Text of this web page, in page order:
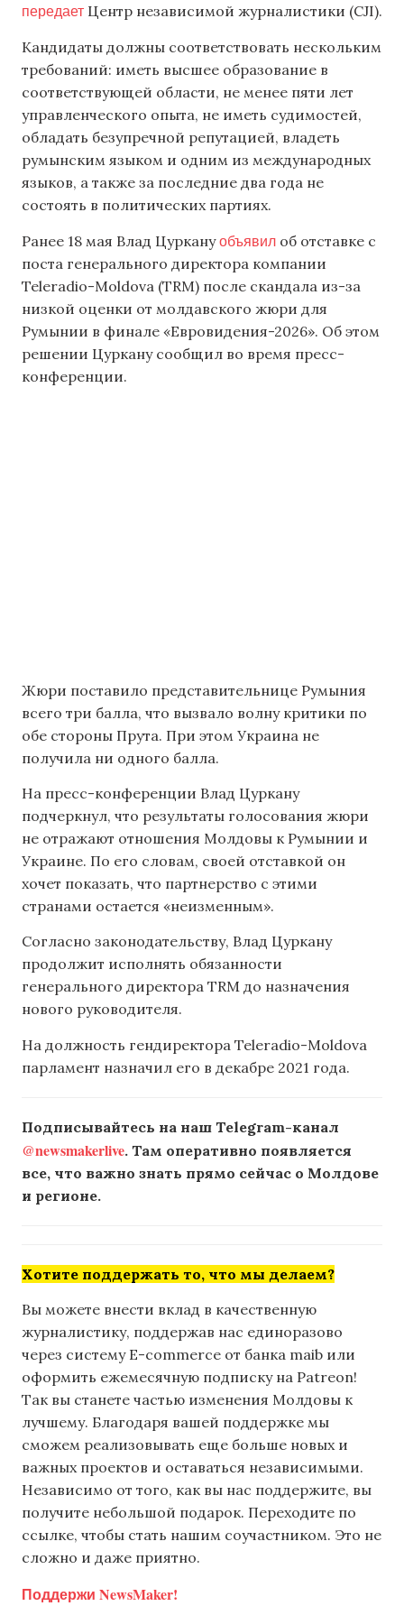
передает Центр независимой журналистики (CJI).
Кандидаты должны соответствовать нескольким
требований: иметь высшее образование в
соответствующей области, не менее пяти лет
управленческого опыта, не иметь судимостей,
обладать безупречной репутацией, владеть
румынским языком и одним из международных
языков, а также за последние два года не
состоять в политических партиях.
Ранее 18 мая Влад Цуркануобъявил об отставке с
поста генерального директора компании
Teleradio-Moldova (TRM) после скандала из-за
низкой оценки от молдавского жюри для
Румынии в финале «Евровидения-2026». Об этом
решении Цуркану сообщил во время пресс-
конференции.
Жюри поставило представительнице Румыния
всего три балла, что вызвало волну критики по
обе стороны Прута. При этом Украина не
получила ни одного балла.
На пресс-конференции Влад Цуркану
подчеркнул, что результаты голосования жюри
не отражают отношения Молдовы к Румынии и
Украине. По его словам, своей отставкой он
хочет показать, что партнерство с этими
странами остается «неизменным».
Согласно законодательству, Влад Цуркану
продолжит исполнять обязанности
генерального директора TRM до назначения
нового руководителя.
На должность гендиректора Teleradio-Moldova
парламент назначил его в декабре 2021 года.
Подписывайтесь на наш Telegram-канал
@newsmakerlive. Там оперативно появляется
все, что важно знать прямо сейчас о Молдове
и регионе.
Хотите поддержать то, что мы делаем?
Вы можете внести вклад в качественную
журналистику, поддержав нас единоразово
через систему E-commerce от банка maib или
оформить ежемесячную подписку на Patreon!
Так вы станете частью изменения Молдовы к
лучшему. Благодаря вашей поддержке мы
сможем реализовывать еще больше новых и
важных проектов и оставаться независимыми.
Независимо от того, как вы нас поддержите, вы
получите небольшой подарок. Переходите по
ссылке, чтобы стать нашим соучастником. Это не
сложно и даже приятно.
Поддержи NewsMaker!